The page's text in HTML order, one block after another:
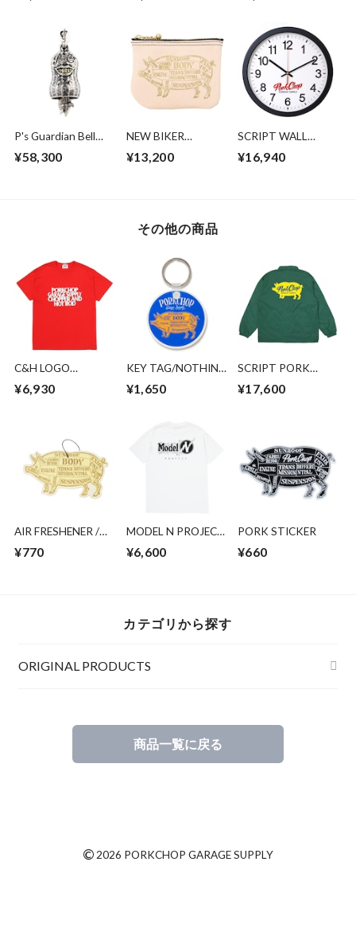
P's Guardian Bell
¥58,300
NEW BIKER
¥13,200
SCRIPT WALL
¥16,940
その他の商品
C&H LOGO
POCKET TEE/RED
¥6,930
KEY TAG/NOTHING
CHANGES
¥1,650
SCRIPT PORK
COACH JKT/IVY
GREEN
¥17,600
AIR FRESHENER /
¥770
MODEL N PROJECT
¥6,600
PORK STICKER
¥660
カテゴリから探す
ORIGINAL PRODUCTS
商品一覧に戻る
© 2026 PORKCHOP GARAGE SUPPLY